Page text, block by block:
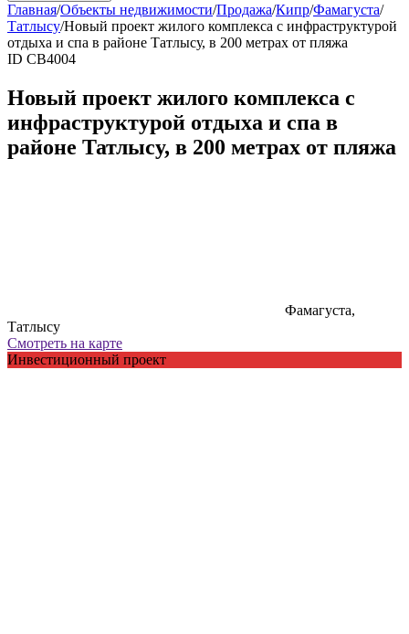
Главная/Объекты недвижимости/Продажа/Кипр/Фамагуста/
Татлысу/Новый проект жилого комплекса с инфраструктурой
отдыха и спа в районе Татлысу, в 200 метрах от пляжа
ID CB4004
Новый проект жилого комплекса с
инфраструктурой отдыха и спа в
районе Татлысу, в 200 метрах от пляжа
Фамагуста,
Татлысу
Смотреть на карте
Инвестиционный проект